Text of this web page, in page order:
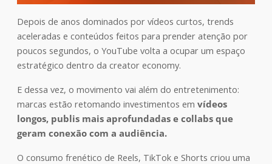
Depois de anos dominados por vídeos curtos, trends
aceleradas e conteúdos feitos para prender atenção por
poucos segundos, o YouTube volta a ocupar um espaço
estratégico dentro da creator economy.
E dessa vez, o movimento vai além do entretenimento:
marcas estão retomando investimentos em vídeos
longos, publis mais aprofundadas e collabs que
geram conexão com a audiência.
O consumo frenético de Reels, TikTok e Shorts criou uma